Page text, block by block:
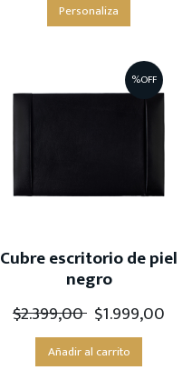
Personaliza
%OFF
Cubre escritorio de piel
negro
$2.399,00 $1.999,00
Añadir al carrito